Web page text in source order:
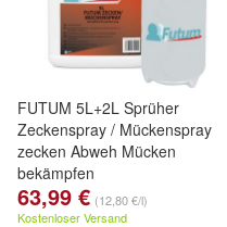
FUTUM 5L+2L Sprüher
Zeckenspray / Mückenspray
zecken Abweh Mücken
bekämpfen
63,99 € (12,80 €/l)
Kostenloser Versand